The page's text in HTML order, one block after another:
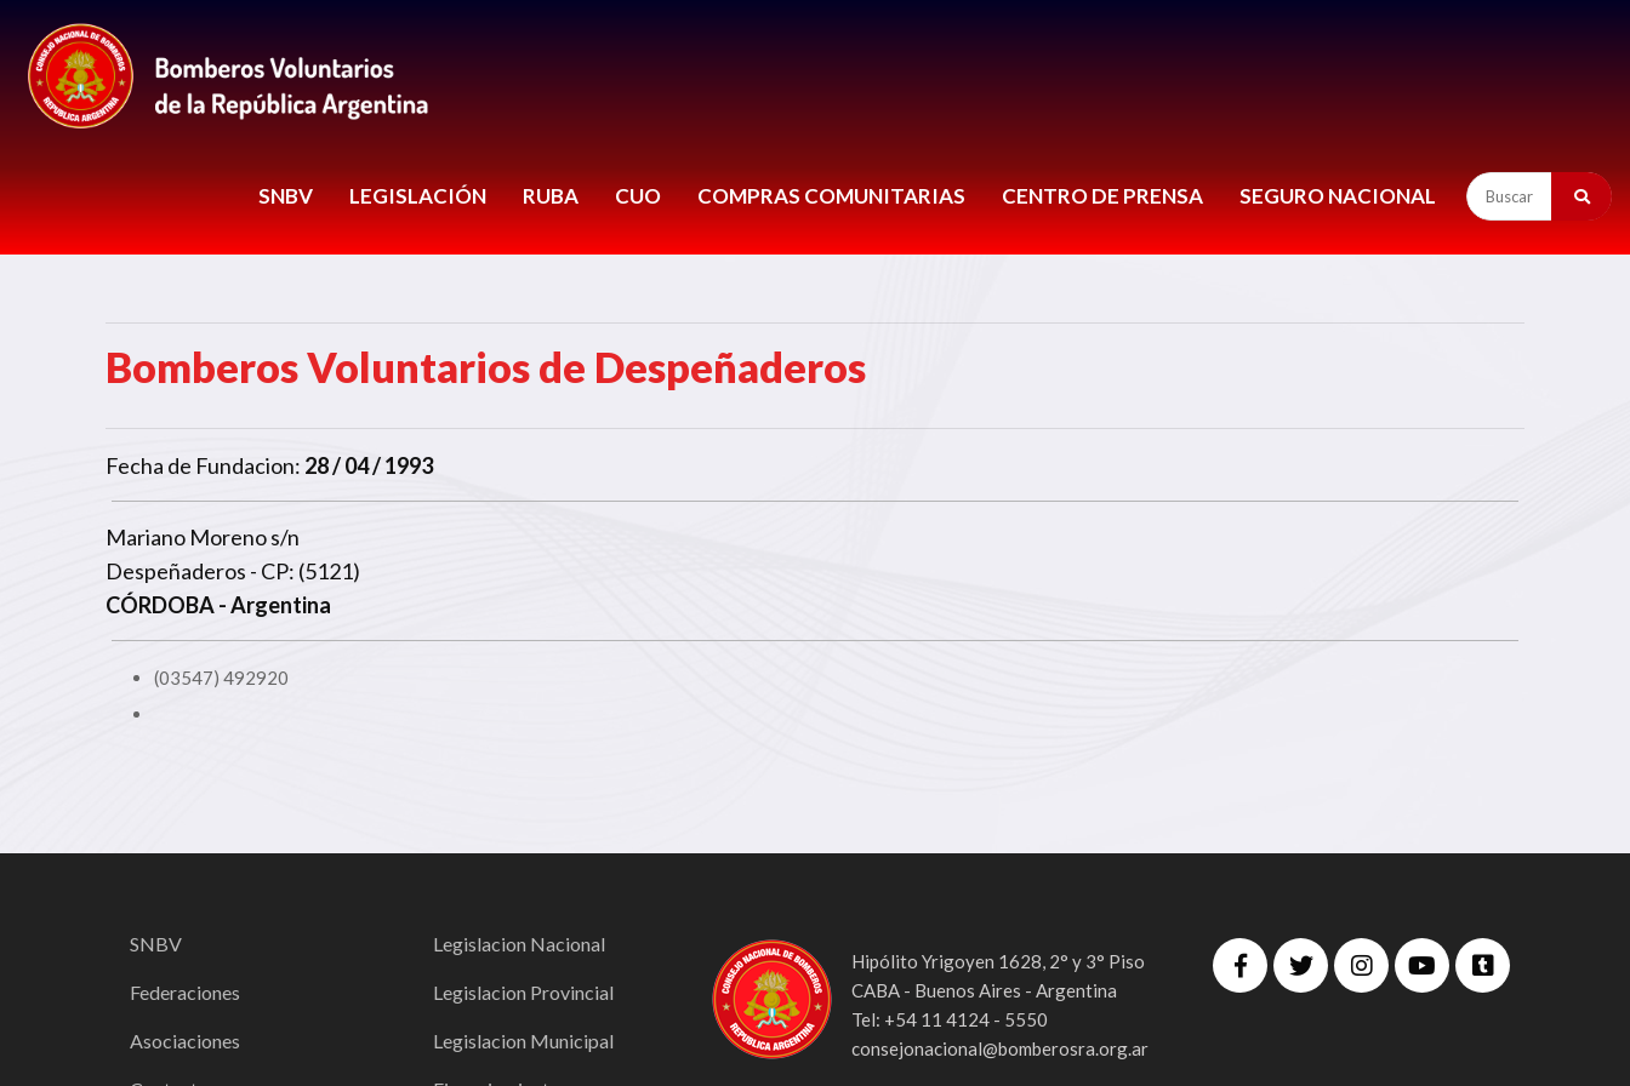
SNBV LEGISLACIÓN RUBA CUO COMPRAS COMUNITARIAS CENTRO DE PRENSA SEGURO NACIONAL
Bomberos Voluntarios de Despeñaderos
Fecha de Fundacion: 28 / 04 / 1993
Mariano Moreno s/n
Despeñaderos - CP: (5121)
CÓRDOBA- Argentina
(03547) 492920
SNBV
Federaciones
Asociaciones
Legislacion Nacional
Legislacion Provincial
Legislacion Municipal
Hipólito Yrigoyen 1628, 2° y 3° Piso
CABA - Buenos Aires - Argentina
Tel: +54 11 4124 - 5550
consejonacional@bomberosra.org.ar